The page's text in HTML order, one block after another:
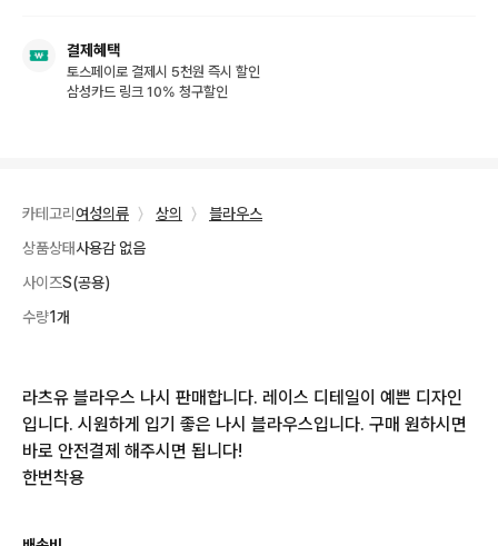
결제혜택
토스페이로 결제시 5천원 즉시 할인
삼성카드 링크 10% 청구할인
카테고리 여성의류 〉 상의 〉
블라우스
상품상태사용감 없음
사이즈S(공용)
수량1개
라츠유 블라우스 나시 판매합니다. 레이스 디테일이 예쁜 디자인
입니다. 시원하게 입기 좋은 나시 블라우스입니다. 구매 원하시면
바로 안전결제 해주시면 됩니다!
한번착용